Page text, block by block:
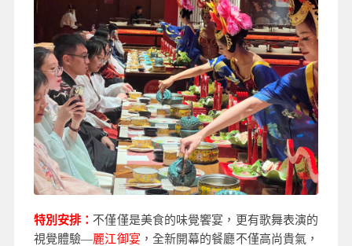
特別安排： 不僅僅是美食的味覺饗宴，更有歌舞表演的
視覺體驗—麗江御宴，全新開幕的餐廳不僅高尚貴氣，